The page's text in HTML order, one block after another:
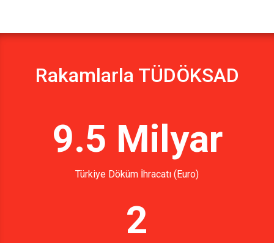
Rakamlarla TÜDÖKSAD
9.5 Milyar
Türkiye Döküm İhracatı (Euro)
2